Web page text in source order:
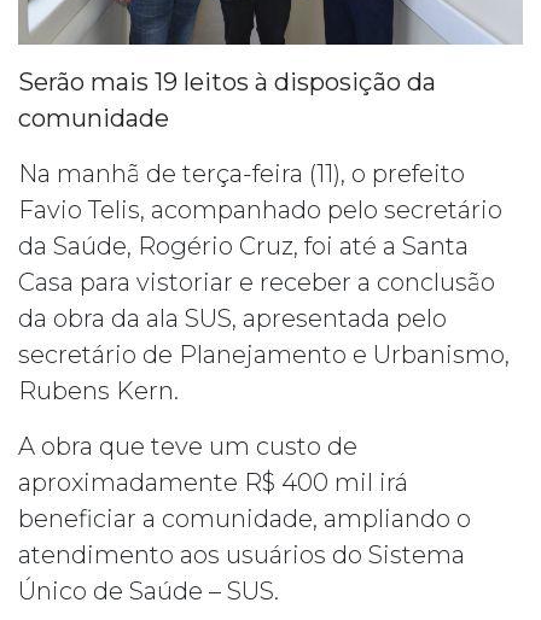
Serão mais 19 leitos à disposição da
comunidade
Na manhã de terça-feira (11), o prefeito
Favio Telis, acompanhado pelo secretário
da Saúde, Rogério Cruz, foi até a Santa
Casa para vistoriar e receber a conclusão
da obra da ala SUS, apresentada pelo
secretário de Planejamento e Urbanismo,
Rubens Kern.
A obra que teve um custo de
aproximadamente R$ 400 mil irá
beneficiar a comunidade, ampliando o
atendimento aos usuários do Sistema
Único de Saúde – SUS.